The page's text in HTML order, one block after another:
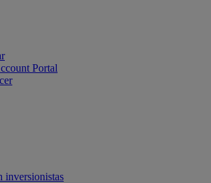
Portal
inversionistas